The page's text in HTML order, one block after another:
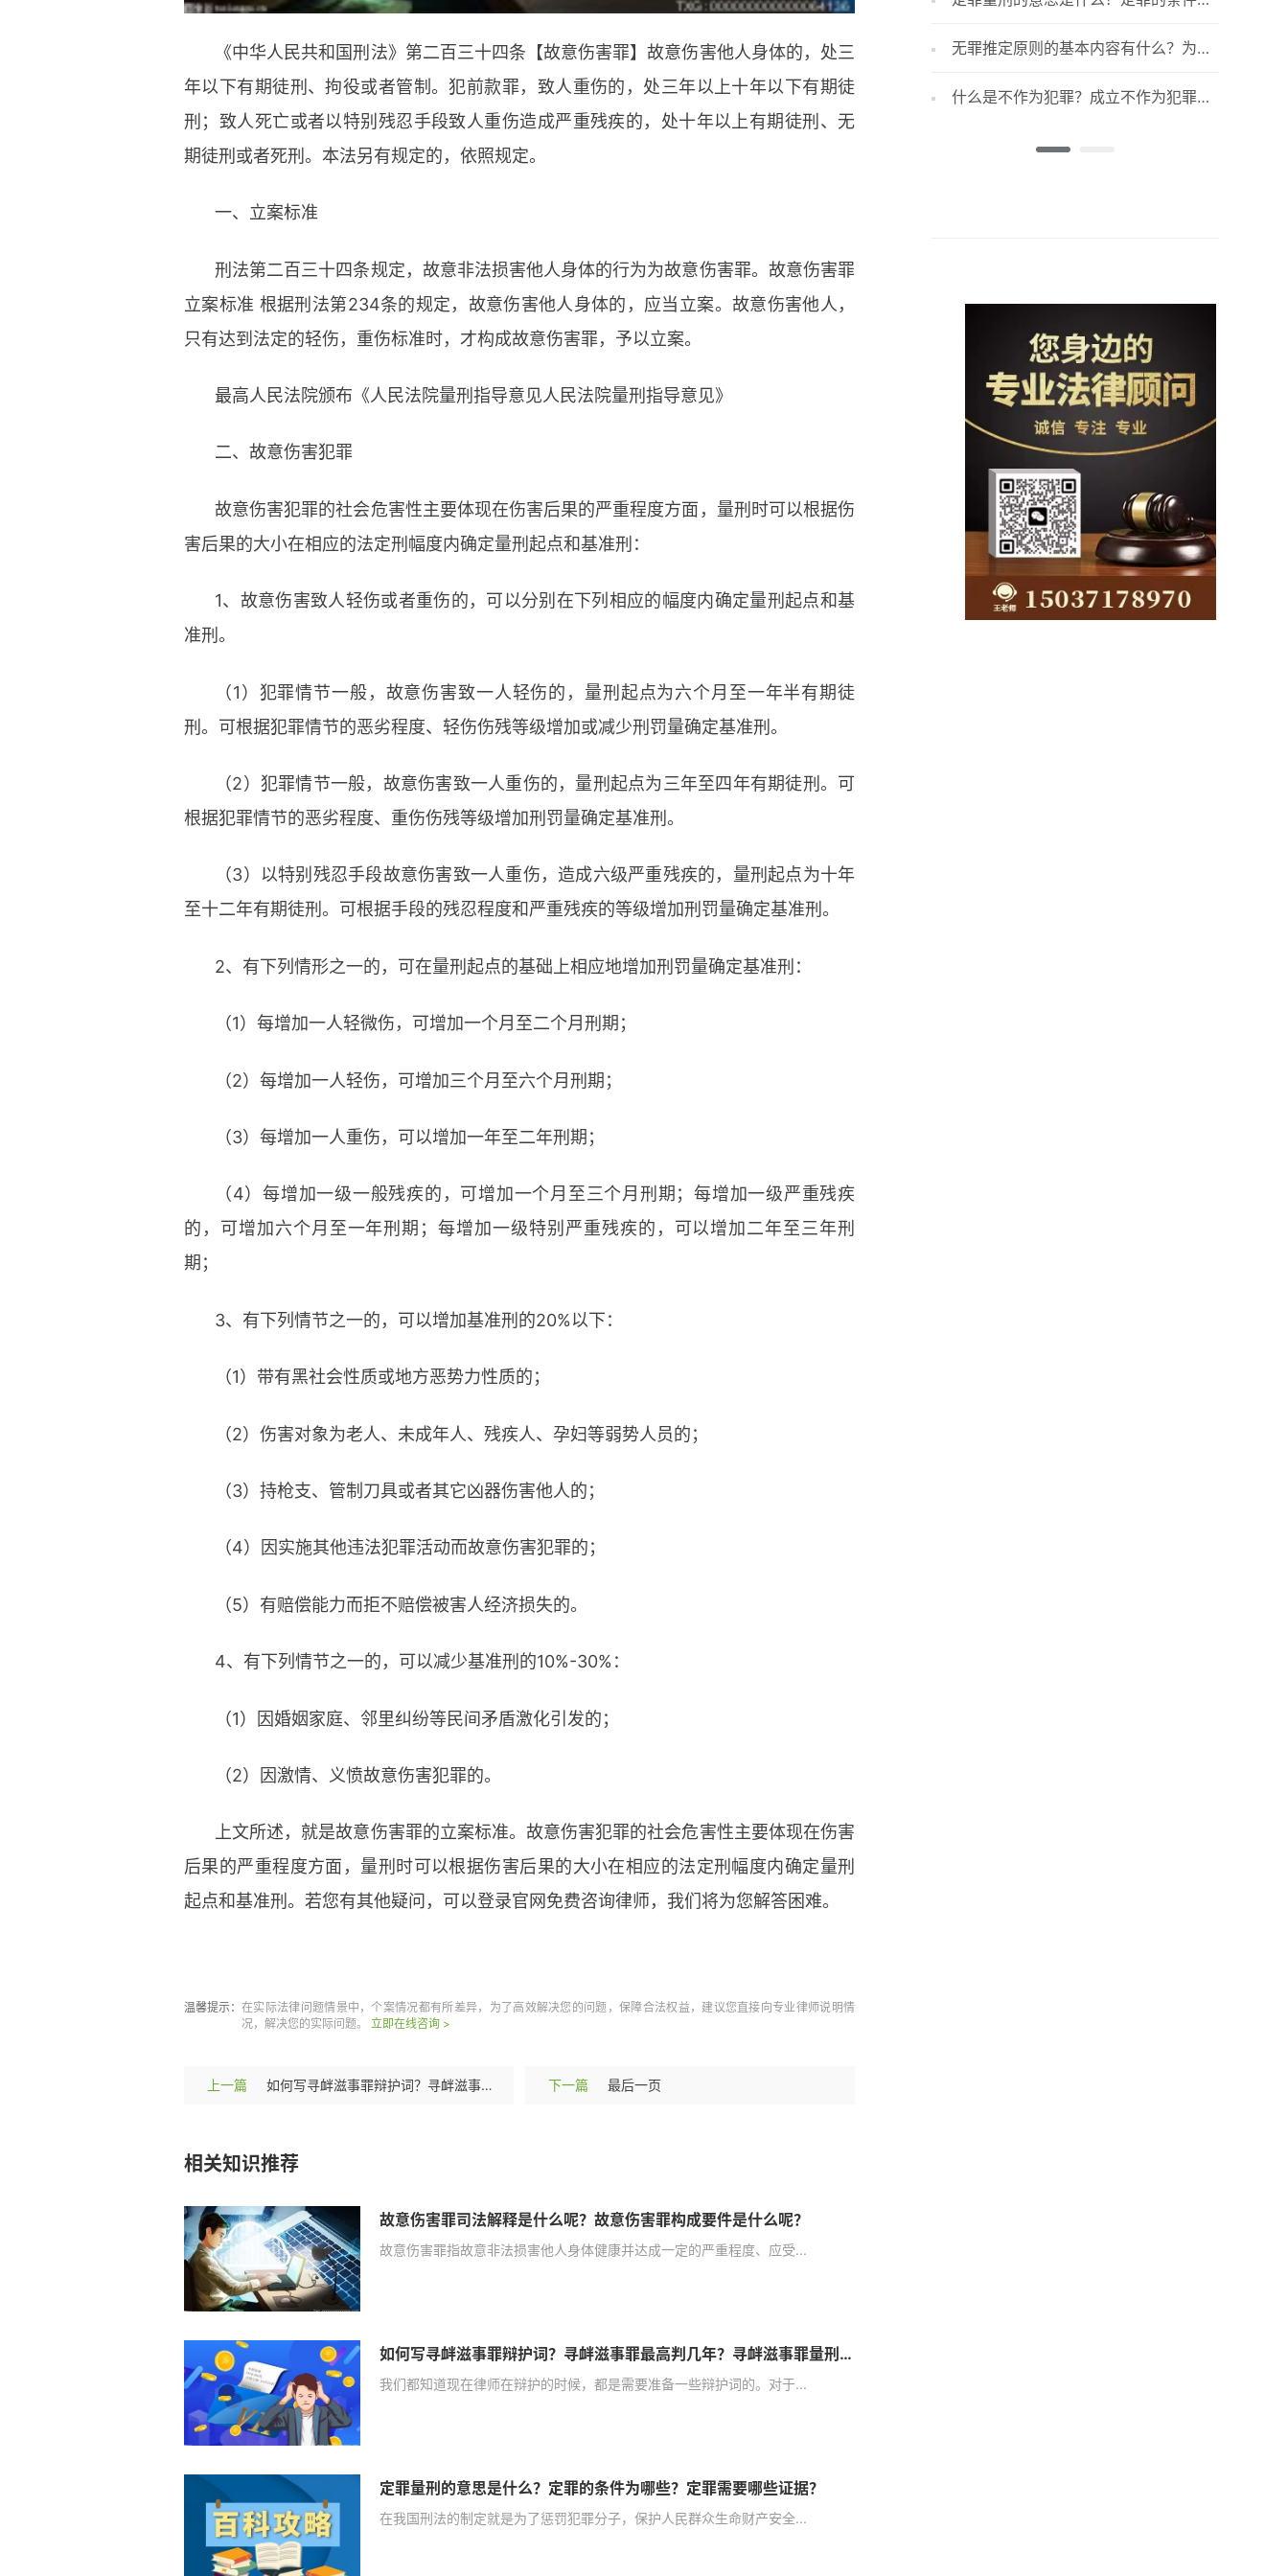
《中华人民共和国刑法》第二百三十四条【故意伤害罪】故意伤害他人身体的，处三
年以下有期徒刑、拘役或者管制。犯前款罪，致人重伤的，处三年以上十年以下有期徒
刑；致人死亡或者以特别残忍手段致人重伤造成严重残疾的，处十年以上有期徒刑、无
期徒刑或者死刑。本法另有规定的，依照规定。
一、立案标准
刑法第二百三十四条规定，故意非法损害他人身体的行为为故意伤害罪。故意伤害罪
立案标准 根据刑法第234条的规定，故意伤害他人身体的，应当立案。故意伤害他人，
只有达到法定的轻伤，重伤标准时，才构成故意伤害罪，予以立案。
最高人民法院颁布《人民法院量刑指导意见人民法院量刑指导意见》
二、故意伤害犯罪
故意伤害犯罪的社会危害性主要体现在伤害后果的严重程度方面，量刑时可以根据伤
害后果的大小在相应的法定刑幅度内确定量刑起点和基准刑：
1、故意伤害致人轻伤或者重伤的，可以分别在下列相应的幅度内确定量刑起点和基
准刑。
（1）犯罪情节一般，故意伤害致一人轻伤的，量刑起点为六个月至一年半有期徒
刑。可根据犯罪情节的恶劣程度、轻伤伤残等级增加或减少刑罚量确定基准刑。
（2）犯罪情节一般，故意伤害致一人重伤的，量刑起点为三年至四年有期徒刑。可
根据犯罪情节的恶劣程度、重伤伤残等级增加刑罚量确定基准刑。
（3）以特别残忍手段故意伤害致一人重伤，造成六级严重残疾的，量刑起点为十年
至十二年有期徒刑。可根据手段的残忍程度和严重残疾的等级增加刑罚量确定基准刑。
2、有下列情形之一的，可在量刑起点的基础上相应地增加刑罚量确定基准刑：
（1）每增加一人轻微伤，可增加一个月至二个月刑期；
（2）每增加一人轻伤，可增加三个月至六个月刑期；
（3）每增加一人重伤，可以增加一年至二年刑期；
（4）每增加一级一般残疾的，可增加一个月至三个月刑期；每增加一级严重残疾
的，可增加六个月至一年刑期；每增加一级特别严重残疾的，可以增加二年至三年刑
期；
3、有下列情节之一的，可以增加基准刑的20%以下：
（1）带有黑社会性质或地方恶势力性质的；
（2）伤害对象为老人、未成年人、残疾人、孕妇等弱势人员的；
（3）持枪支、管制刀具或者其它凶器伤害他人的；
（4）因实施其他违法犯罪活动而故意伤害犯罪的；
（5）有赔偿能力而拒不赔偿被害人经济损失的。
4、有下列情节之一的，可以减少基准刑的10%-30%：
（1）因婚姻家庭、邻里纠纷等民间矛盾激化引发的；
（2）因激情、义愤故意伤害犯罪的。
上文所述，就是故意伤害罪的立案标准。故意伤害犯罪的社会危害性主要体现在伤害
后果的严重程度方面，量刑时可以根据伤害后果的大小在相应的法定刑幅度内确定量刑
起点和基准刑。若您有其他疑问，可以登录官网免费咨询律师，我们将为您解答困难。
温馨提示： 在实际法律问题情景中，个案情况都有所差异，为了高效解决您的问题，保障合法权益，建议您直接向专业律师说明情
况，解决您的实际问题。 立即在线咨询 >
上一篇 如何写寻衅滋事罪辩护词？寻衅滋事罪最高判几年？寻衅滋事罪量刑原则是什么？ 下一篇 最后一页
相关知识推荐
故意伤害罪司法解释是什么呢？故意伤害罪构成要件是什么呢？
故意伤害罪指故意非法损害他人身体健康并达成一定的严重程度、应受...
如何写寻衅滋事罪辩护词？寻衅滋事罪最高判几年？寻衅滋事罪量刑原则是什么？
我们都知道现在律师在辩护的时候，都是需要准备一些辩护词的。对于...
定罪量刑的意思是什么？定罪的条件为哪些？定罪需要哪些证据？
在我国刑法的制定就是为了惩罚犯罪分子，保护人民群众生命财产安全...
么？
哪些？定罪需要哪些证据？
无罪推定原则的基本内容有什么？为什
么要无罪推定？
什么是不作为犯罪？成立不作为犯罪的